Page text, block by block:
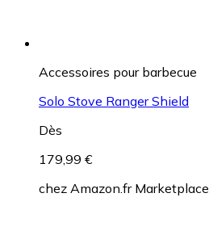
Accessoires pour barbecue
Solo Stove Ranger Shield
Dès
179,99 €
chez Amazon.fr Marketplace